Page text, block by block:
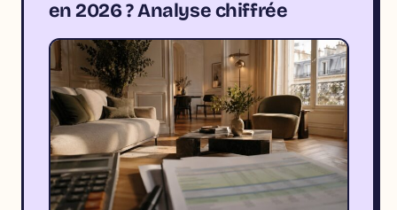
en 2026 ? Analyse chiffrée